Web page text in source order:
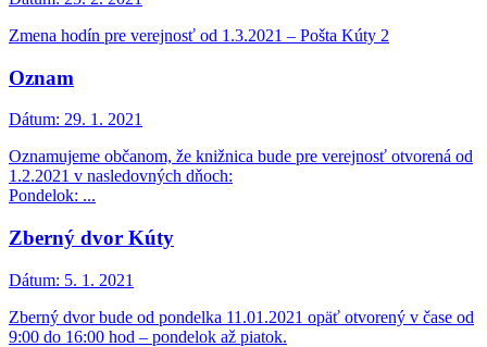
Zmena hodín pre verejnosť od 1.3.2021 – Pošta Kúty 2
Oznam
Dátum: 29. 1. 2021
Oznamujeme občanom, že knižnica bude pre verejnosť otvorená od
1.2.2021 v nasledovných dňoch:
Pondelok: ...
Zberný dvor Kúty
Dátum: 5. 1. 2021
Zberný dvor bude od pondelka 11.01.2021 opäť otvorený v čase od
9:00 do 16:00 hod – pondelok až piatok.